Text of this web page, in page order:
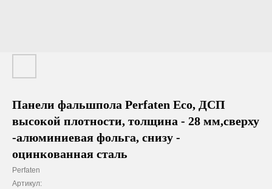
Панели фальшпола Perfaten Eco, ДСП
высокой плотности, толщина - 28 мм,сверху
-алюминиевая фольга, снизу -
оцинкованная сталь
Perfaten
Артикул: